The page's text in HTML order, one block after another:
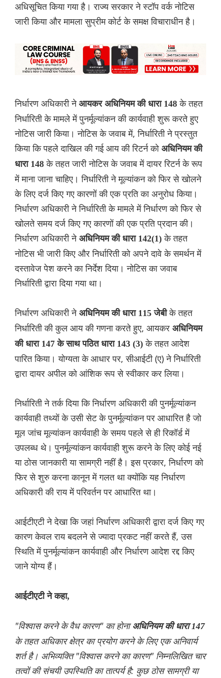
अधिसूचित किया गया है। राज्य सरकार ने स्टॉप वर्क नोटिस
जारी किया और मामला सुप्रीम कोर्ट के समक्ष विचाराधीन है।
निर्धारण अधिकारी ने आयकर अधिनियम की धारा 148के तहत
निर्धारिती के मामले में पुनर्मूल्यांकन की कार्यवाही शुरू करते हुए
नोटिस जारी किया। नोटिस के जवाब में, निर्धारिती ने प्रस्तुत
किया कि पहले दाखिल की गई आय की रिटर्न को अधिनियम की
धारा 148के तहत जारी नोटिस के जवाब में दायर रिटर्न के रूप
में माना जाना चाहिए। निर्धारिती ने मूल्यांकन को फिर से खोलने
के लिए दर्ज किए गए कारणों की एक प्रति का अनुरोध किया।
निर्धारण अधिकारी ने निर्धारिती के मामले में निर्धारण को फिर से
खोलते समय दर्ज किए गए कारणों की एक प्रति प्रदान की।
निर्धारण अधिकारी ने अधिनियम की धारा 142(1)के तहत
नोटिस भी जारी किए और निर्धारिती को अपने दावे के समर्थन में
दस्तावेज पेश करने का निर्देश दिया। नोटिस का जवाब
निर्धारिती द्वारा दिया गया था।
निर्धारण अधिकारी ने अधिनियम की धारा 115 जेबीके तहत
निर्धारिती की कुल आय की गणना करते हुए, आयकर अधिनियम
की धारा 147 के साथ पठित धारा 143 (3)के तहत आदेश
पारित किया। योग्यता के आधार पर, सीआईटी (ए) ने निर्धारिती
द्वारा दायर अपील को आंशिक रूप से स्वीकार कर लिया।
निर्धारिती ने तर्क दिया कि निर्धारण अधिकारी की पुनर्मूल्यांकन
कार्यवाही तथ्यों के उसी सेट के पुनर्मूल्यांकन पर आधारित है जो
मूल जांच मूल्यांकन कार्यवाही के समय पहले से ही रिकॉर्ड में
उपलब्ध थे। पुनर्मूल्यांकन कार्यवाही शुरू करने के लिए कोई नई
या ठोस जानकारी या सामग्री नहीं है। इस प्रकार, निर्धारण को
फिर से शुरु करना कानून में गलत था क्योंकि यह निर्धारण
अधिकारी की राय में परिवर्तन पर आधारित था।
आईटीएटी ने देखा कि जहां निर्धारण अधिकारी द्वारा दर्ज किए गए
कारण केवल राय बदलने से ज्यादा प्रकट नहीं करते हैं, उस
स्थिति में पुनर्मूल्यांकन कार्यवाही और निर्धारण आदेश रद्द किए
जाने योग्य हैं।
आईटीएटी ने कहा,
"विश्वास करने के वैध कारण" का होना अधिनियम की धारा 147
के तहत अधिकार क्षेत्र का प्रयोग करने के लिए एक अनिवार्य
शर्त है। अभिव्यक्ति "विश्वास करने का कारण" निम्नलिखित चार
तत्वों की संचयी उपस्थिति का तात्पर्य है: कुछ ठोस सामग्री या